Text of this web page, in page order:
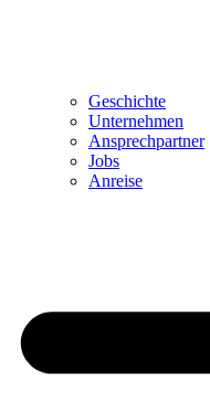
Geschichte
Unternehmen
Ansprechpartner
Jobs
Anreise